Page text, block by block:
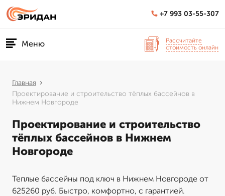
+7 993 03-55-307
Меню
Рассчитайте
стоимость онлайн
Главная
Проектирование и строительство тёплых бассейнов в
Нижнем Новгороде
Проектирование и строительство
тёплых бассейнов в Нижнем
Новгороде
Теплые бассейны под ключ в Нижнем Новгороде от
625260 руб. Быстро, комфортно, с гарантией.